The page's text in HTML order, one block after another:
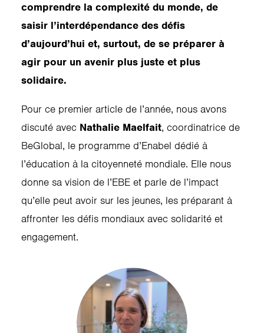
comprendre la complexité du monde, de
saisir l’interdépendance des défis
d’aujourd’hui et, surtout, de se préparer à
agir pour un avenir plus juste et plus
solidaire.
Pour ce premier article de l’année, nous avons
discuté avec Nathalie Maelfait, coordinatrice de
BeGlobal, le programme d’Enabel dédié à
l’éducation à la citoyenneté mondiale. Elle nous
donne sa vision de l’EBE et parle de l’impact
qu’elle peut avoir sur les jeunes, les préparant à
affronter les défis mondiaux avec solidarité et
engagement.